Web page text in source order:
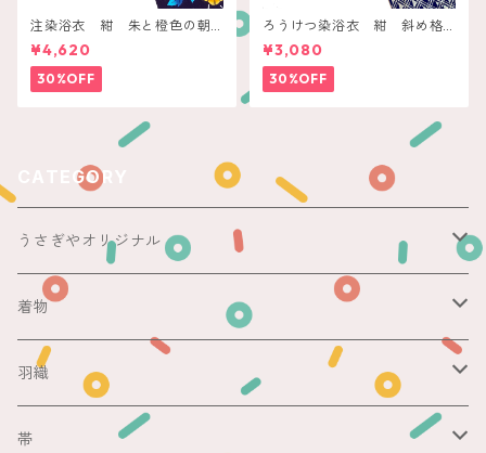
注染浴衣 紺 朱と橙色の朝
顔
¥4,620
30%OFF
ろうけつ染浴衣 紺 斜め格
子に鱗
¥3,080
30%OFF
CATEGORY
うさぎやオリジナル
ericoさん
レース足袋
マスキングテープ
着物
袷
銘仙
単衣
羽織
銘仙
帯